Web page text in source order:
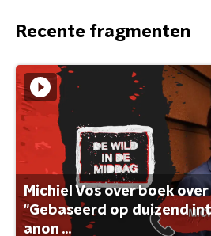
Recente fragmenten
Michiel Vos over boek
"Gebaseerd op duizend
anon ...